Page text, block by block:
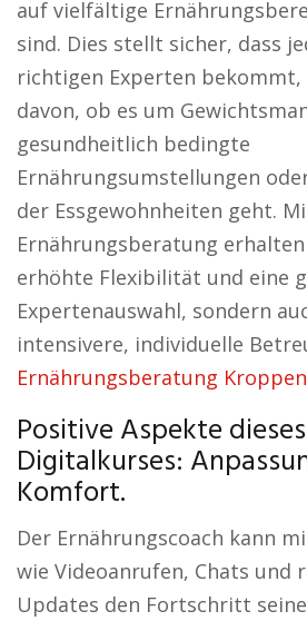
auf vielfältige
sind. Dies stellt sicher, dass
richtigen Experten bekommt,
davon, ob es um
gesundheitlich bedingte
Ernährungsumstellungen
der Essgewohnheiten geht.
Ernährungsberatung
erhöhte Flexibilität und eine
Expertenauswahl, sondern
intensivere, individuelle
Ernährungsberatung
Positive Aspekte
Digitalkurses:
Komfort.
Der Ernährungscoach kann
wie Videoanrufen, Chats und
Updates den Fortschritt